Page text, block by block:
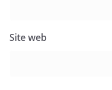
Site web